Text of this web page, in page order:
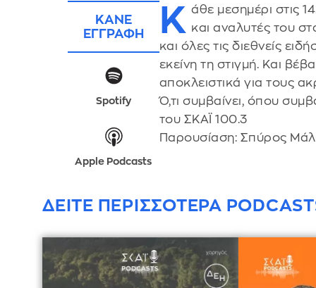
ΚΑΝΕ
ΕΓΓΡΑΦΗ
Spotify
Apple Podcasts
Κ άθε μεσημέρι στις
και αναλυτές του
και όλες τις διεθνείς
εκείνη τη στιγμή. Και
αποκλειστικά για τους
Ό,τι συμβαίνει, όπου
του ΣΚΑΪ 100.3
Παρουσίαση: Σπύρος
ΔΕΙΤΕ ΠΕΡΙΣΣΟΤΕΡΑ